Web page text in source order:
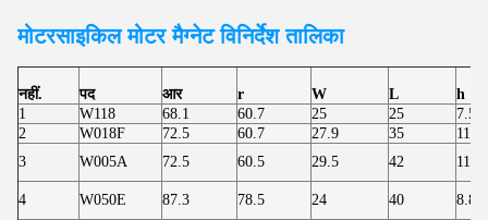
मोटरसाइकिल मोटर मैग्नेट विनिर्देश तालिका
नहीं. पद आर r W L
h
1
W118 68.1 60.7 25 25
7.50
2
W018F 72.5 60.7 27.9 35
3
W005A 72.5 60.5 29.5 42
4 W050E 87.3 78.5 24 40 8.80